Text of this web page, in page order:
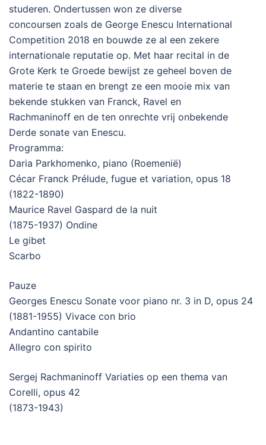
studeren. Ondertussen won ze diverse
concoursen zoals de George Enescu International
Competition 2018 en bouwde ze al een zekere
internationale reputatie op. Met haar recital in de
Grote Kerk te Groede bewijst ze geheel boven de
materie te staan en brengt ze een mooie mix van
bekende stukken van Franck, Ravel en
Rachmaninoff en de ten onrechte vrij onbekende
Derde sonate van Enescu.
Programma:
Daria Parkhomenko, piano (Roemenië)
Cécar Franck Prélude, fugue et variation, opus 18
(1822-1890)
Maurice Ravel Gaspard de la nuit
(1875-1937) Ondine
Le gibet
Scarbo
Pauze
Georges Enescu Sonate voor piano nr. 3 in D, opus 24
(1881-1955) Vivace con brio
Andantino cantabile
Allegro con spirito
Sergej Rachmaninoff Variaties op een thema van
Corelli, opus 42
(1873-1943)